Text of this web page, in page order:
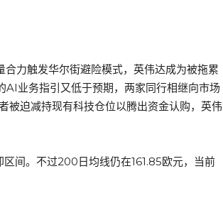
力触发华尔街避险模式，英伟达成为被拖累
业务指引又低于预期，两家同行相继向市场
被迫减持现有科技仓位以腾出资金认购，英伟
间。不过200日均线仍在161.85欧元，当前